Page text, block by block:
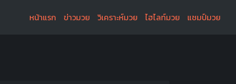
หน้าแรก ข่าวมวย วิเคราะห์มวย ไฮไลท์มวย แชมป์มวย